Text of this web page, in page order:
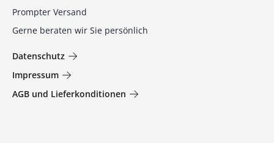
Prompter Versand
Gerne beraten wir Sie persönlich
Datenschutz
Impressum
AGB und Lieferkonditionen